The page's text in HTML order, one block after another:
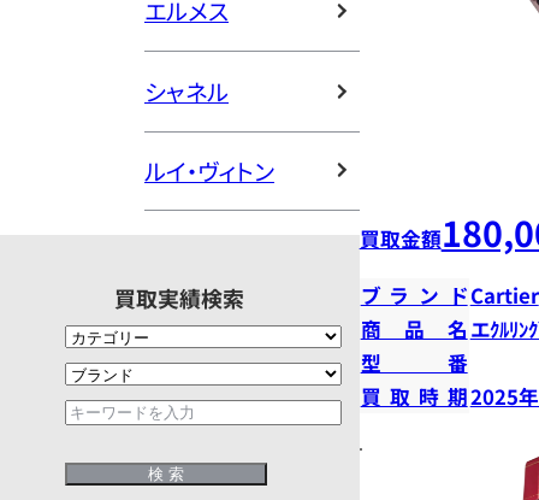
エルメス
シャネル
ルイ・ヴィトン
買取実績検索
買取金額
ブランドCartier
商品名 エｸﾙﾘﾝ
型番
買取時期2025